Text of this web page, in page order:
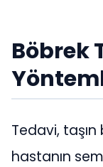
Böbrek
Tedavi,
hastanın